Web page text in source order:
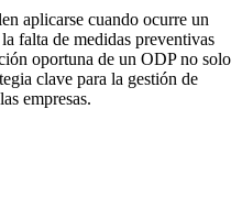
aplicarse cuando ocurre un
falta de medidas preventivas
oportuna de un ODP no solo
clave para la gestión de
empresas.